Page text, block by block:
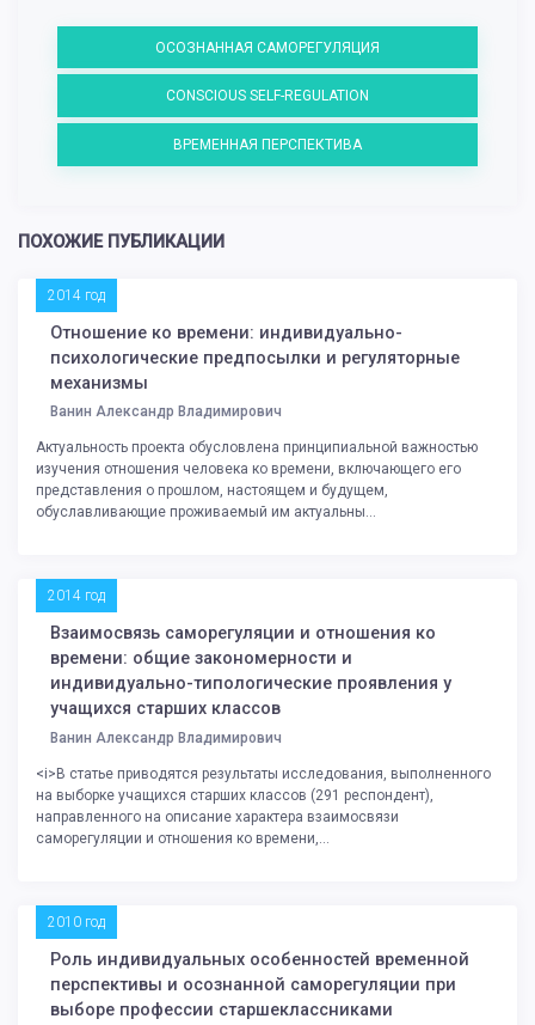
ОСОЗНАННАЯ САМОРЕГУЛЯЦИЯ
CONSCIOUS SELF-REGULATION
ВРЕМЕННАЯ ПЕРСПЕКТИВА
ПОХОЖИЕ ПУБЛИКАЦИИ
2014 год
Отношение ко времени: индивидуально-
психологические предпосылки и регуляторные
механизмы
Ванин Александр Владимирович
Актуальность проекта обусловлена принципиальной важностью
изучения отношения человека ко времени, включающего его
представления о прошлом, настоящем и будущем,
обуславливающие проживаемый им актуальны...
2014 год
Взаимосвязь саморегуляции и отношения ко
времени: общие закономерности и
индивидуально-типологические проявления у
учащихся старших классов
Ванин Александр Владимирович
<i>В статье приводятся результаты исследования, выполненного
на выборке учащихся старших классов (291 респондент),
направленного на описание характера взаимосвязи
саморегуляции и отношения ко времени,...
2010 год
Роль индивидуальных особенностей временной
перспективы и осознанной саморегуляции при
выборе профессии старшеклассниками